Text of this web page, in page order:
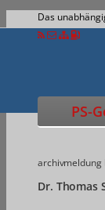
Das
PS-
archivmeldung
Dr. Thomas